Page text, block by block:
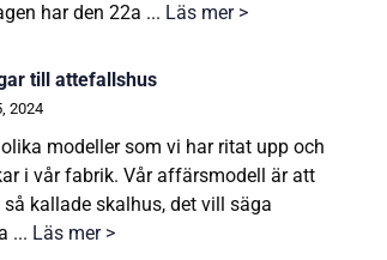
har den 22a ... Läs mer >
till attefallshus
2024
modeller som vi har ritat upp och
i vår fabrik. Vår affärsmodell är att
så kallade skalhus, det vill säga
... Läs mer >